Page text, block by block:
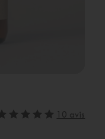
10 avis